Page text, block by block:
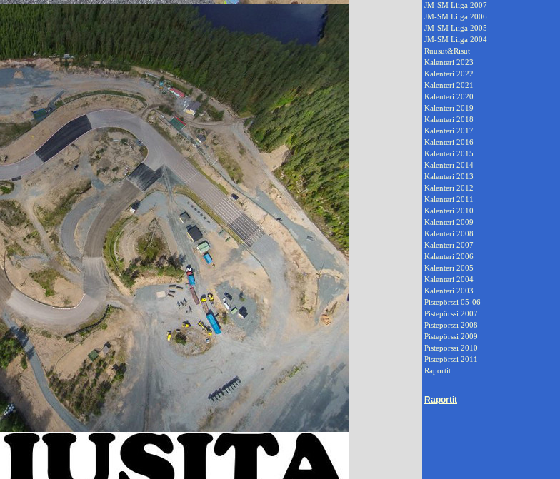
JM-SM Liiga 2007
JM-SM Liiga 2006
JM-SM Liiga 2005
JM-SM Liiga 2004
Ruusut&Risut
Kalenteri 2023
Kalenteri 2022
Kalenteri 2021
Kalenteri 2020
Kalenteri 2019
Kalenteri 2018
Kalenteri 2017
Kalenteri 2016
Kalenteri 2015
Kalenteri 2014
Kalenteri 2013
Kalenteri 2012
Kalenteri 2011
Kalenteri 2010
Kalenteri 2009
Kalenteri 2008
Kalenteri 2007
Kalenteri 2006
Kalenteri 2005
Kalenteri 2004
Kalenteri 2003
Pistepörssi 05-06
Pistepörssi 2007
Pistepörssi 2008
Pistepörssi 2009
Pistepörssi 2010
Pistepörssi 2011
Raportit
Raportit